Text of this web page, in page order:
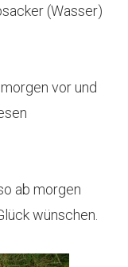
(Wasser)
vor und
ab morgen
wünschen.